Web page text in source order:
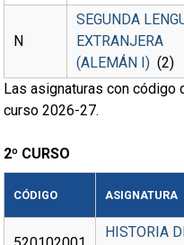
N
SEGUNDA
EXTRANJERA
(ALEMÁN I) (2)
Las asignaturas con código
curso 2026-27.
2º CURSO
CÓDIGO ASIGNATURA
HISTORIA